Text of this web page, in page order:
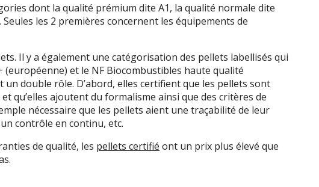
dont la qualité prémium dite A1, la qualité normale dite
les 2 premières concernent les équipements de
Il y a également une catégorisation des pellets labellisés qui
(européenne) et le NF Biocombustibles haute qualité
un double rôle. D’abord, elles certifient que les pellets sont
qu’elles ajoutent du formalisme ainsi que des critères de
nécessaire que les pellets aient une traçabilité de leur
contrôle en continu, etc.
de qualité, les pellets certifié ont un prix plus élevé que